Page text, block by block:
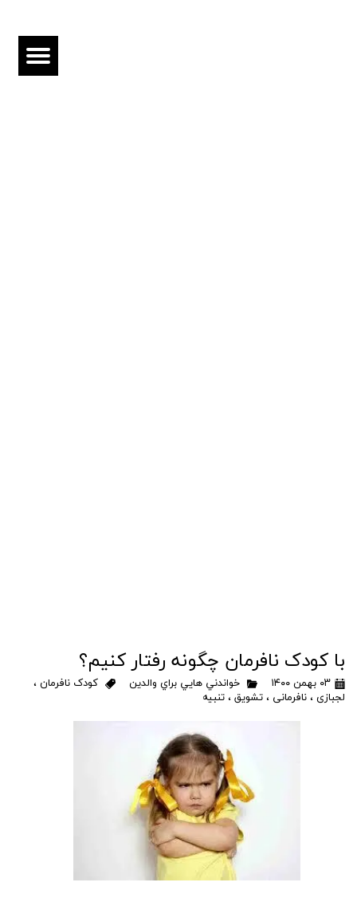
با کودک نافرمان چگونه رفتار کنیم؟
۰۳ بهمن ۱۴۰۰ خواندني هايي براي والدين کودک نافرمان ،
لجبازی ، نافرمانی ، تشویق ، تنبیه